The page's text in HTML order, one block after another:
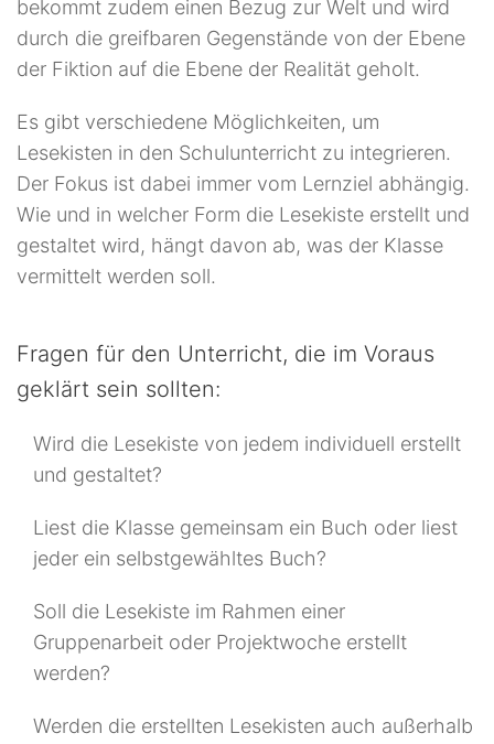
bekommt zudem einen Bezug zur Welt und wird
durch die greifbaren Gegenstände von der Ebene
der Fiktion auf die Ebene der Realität geholt.
Es gibt verschiedene Möglichkeiten, um
Lesekisten in den Schulunterricht zu integrieren.
Der Fokus ist dabei immer vom Lernziel abhängig.
Wie und in welcher Form die Lesekiste erstellt und
gestaltet wird, hängt davon ab, was der Klasse
vermittelt werden soll.
Fragen für den Unterricht, die im Voraus
geklärt sein sollten:
Wird die Lesekiste von jedem individuell erstellt
und gestaltet?
Liest die Klasse gemeinsam ein Buch oder liest
jeder ein selbstgewähltes Buch?
Soll die Lesekiste im Rahmen einer
Gruppenarbeit oder Projektwoche erstellt
werden?
Werden die erstellten Lesekisten auch außerhalb